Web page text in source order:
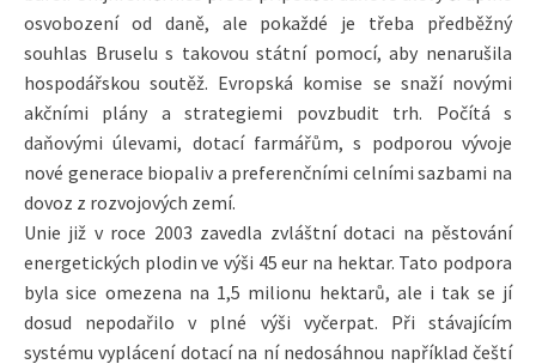
osvobození od daně, ale pokaždé je třeba předběžný
souhlas Bruselu s takovou státní pomocí, aby nenarušila
hospodářskou soutěž. Evropská komise se snaží novými
akčními plány a strategiemi povzbudit trh. Počítá s
daňovými úlevami, dotací farmářům, s podporou vývoje
nové generace biopaliv a preferenčními celními sazbami na
dovoz z rozvojových zemí.
Unie již v roce 2003 zavedla zvláštní dotaci na pěstování
energetických plodin ve výši 45 eur na hektar. Tato podpora
byla sice omezena na 1,5 milionu hektarů, ale i tak se jí
dosud nepodařilo v plné výši vyčerpat. Při stávajícím
systému vyplácení dotací na ní nedosáhnou například čeští